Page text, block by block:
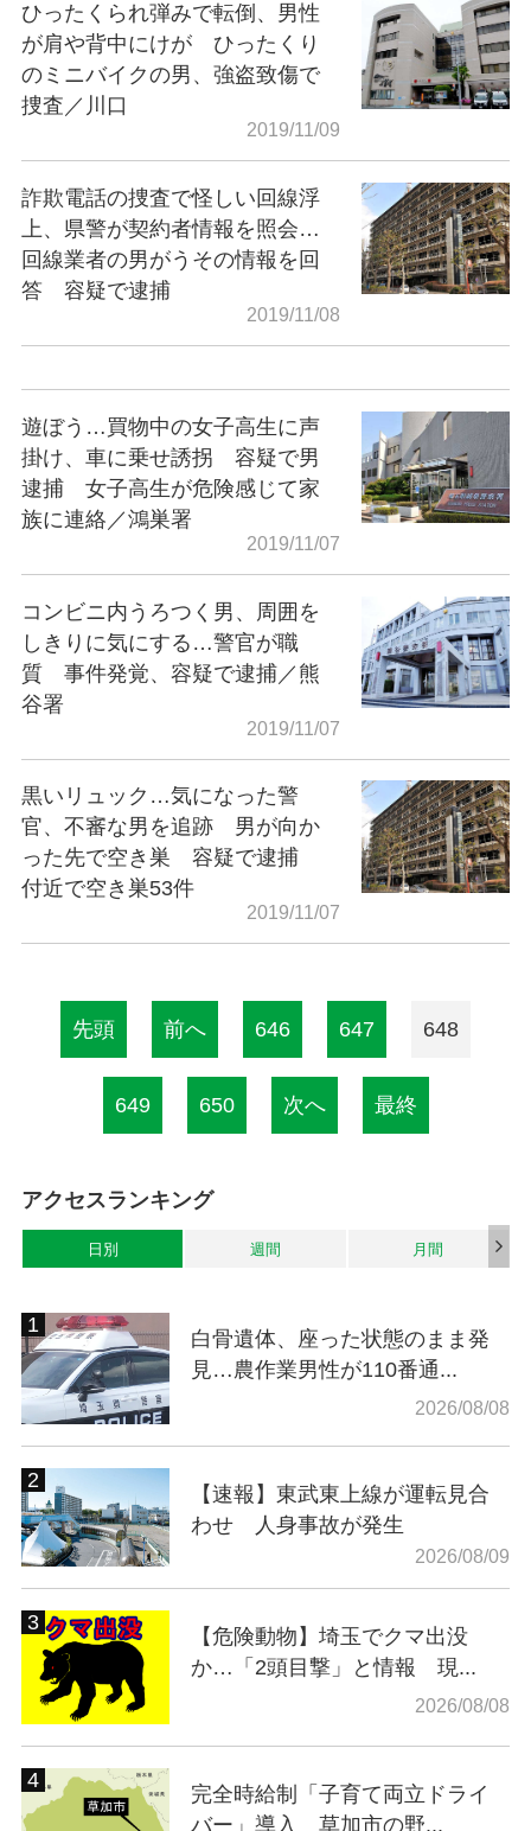
ひったくられ弾みで転倒、男性
が肩や背中にけが ひったくり
のミニバイクの男、強盗致傷で
捜査／川口
2019/11/09
詐欺電話の捜査で怪しい回線浮
上、県警が契約者情報を照会…
回線業者の男がうその情報を回
答 容疑で逮捕
2019/11/08
遊ぼう…買物中の女子高生に声
掛け、車に乗せ誘拐 容疑で男
逮捕 女子高生が危険感じて家
族に連絡／鴻巣署
2019/11/07
コンビニ内うろつく男、周囲を
しきりに気にする…警官が職
質 事件発覚、容疑で逮捕／熊
谷署
2019/11/07
黒いリュック…気になった警
官、不審な男を追跡 男が向か
った先で空き巣 容疑で逮捕
付近で空き巣53件
2019/11/07
先頭 前へ 646 647 648
649 650 次へ 最終
アクセスランキング
日別 週間 月間
白骨遺体、座った状態のまま発
見…農作業男性が110番通...
2026/08/08
【速報】東武東上線が運転見合
わせ 人身事故が発生
2026/08/09
【危険動物】埼玉でクマ出没
か…「2頭目撃」と情報 現...
2026/08/08
完全時給制「子育て両立ドライ
バー」導入 草加市の野...